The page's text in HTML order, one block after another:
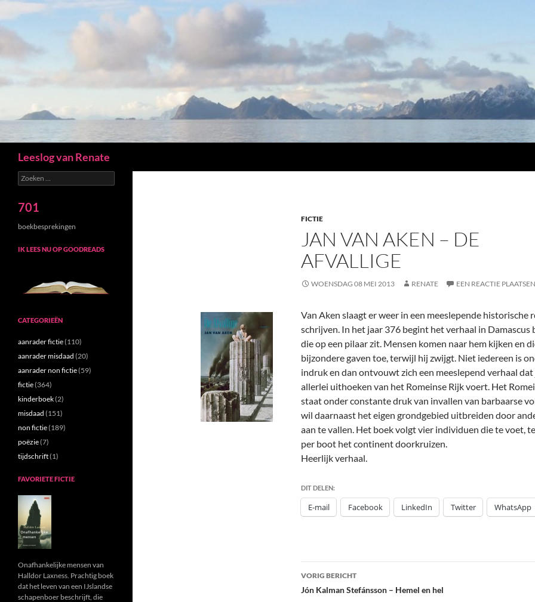
Leeslog van Renate
FICTIE
JAN VAN AKEN – DE
AFVALLIGE
WOENSDAG 08 MEI 2013 RENATE EEN REACTIE PLAATSEN
Van Aken slaagt er weer in een meeslepende historische
schrijven. In het jaar 376 begint het verhaal in Damascus
die op een pilaar zit. Mensen komen naar hem kijken en
bijzondere gaven toe, terwijl hij zwijgt. Niet iedereen is
indruk en dan ontvouwt zich een meeslepend verhaal dat
allerlei uithoeken van het Romeinse Rijk voert. Het
staat onder constante druk van invallen van barbaarse
wil daarnaast het eigen grondgebied uitbreiden door
aan te vallen. Het boek volgt vier individuen die te voet,
per boot het continent doorkruizen.
Heerlijk verhaal.
DIT DELEN:
E-mail Facebook LinkedIn Twitter WhatsApp
Bericht
navigatie
VORIG BERICHT
Jón Kalman Stefánsson – Hemel en hel
Zoeken
naar:
701
boekbesprekingen
IK LEES NU OP GOODREADS
CATEGORIEËN
aanrader fictie(110)
aanrader misdaad (20)
aanrader non fictie(59)
fictie(364)
kinderboek(2)
misdaad (151)
non fictie(189)
poëzie(7)
tijdschrift(1)
FAVORIETE FICTIE
Onafhankelijke mensen van
Halldor Laxness. Prachtig boek
dat het leven van een IJslandse
schapenboer beschrijft, die